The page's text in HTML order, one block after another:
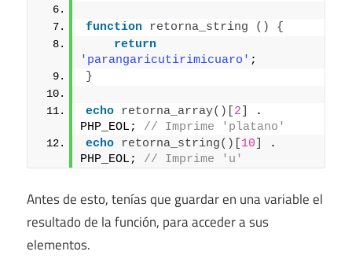
function retorna_string ()
{
return
'parangaricutirimicuaro' ;
}
echo retorna_array()[ 2
.
PHP_EOL; // Imprime 'platano'
echo retorna_string()[ 10
.
PHP_EOL; // Imprime 'u'
Antes de esto, tenías que guardar en una variable el
resultado de la función, para acceder a sus
elementos.